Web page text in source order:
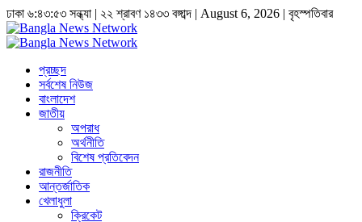
ঢাকা ৬:৪৩:৫৩ সন্ধ্যা | ২২ শ্রাবণ ১৪৩৩ বঙ্গাব্দ | August 6, 2026 | বৃহস্পতিবার
প্রচ্ছদ
সর্বশেষ নিউজ
বাংলাদেশ
জাতীয়
অপরাধ
অর্থনীতি
বিশেষ প্রতিবেদন
রাজনীতি
আন্তর্জাতিক
খেলাধুলা
ক্রিকেট